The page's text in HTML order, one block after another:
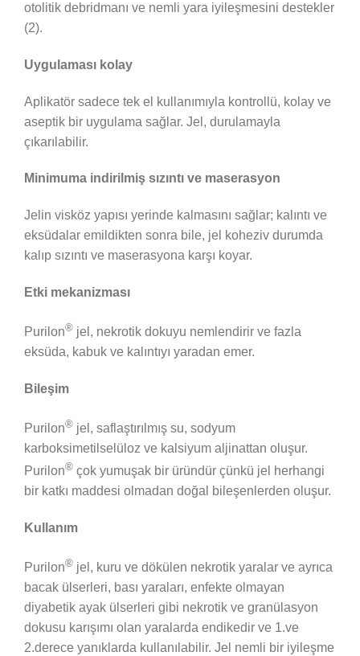
otolitik debridmanı ve nemli yara iyileşmesini destekler
(2).
Uygulaması kolay
Aplikatör sadece tek el kullanımıyla kontrollü, kolay ve
aseptik bir uygulama sağlar. Jel, durulamayla
çıkarılabilir.
Minimuma indirilmiş sızıntı ve maserasyon
Jelin visköz yapısı yerinde kalmasını sağlar; kalıntı ve
eksüdalar emildikten sonra bile, jel koheziv durumda
kalıp sızıntı ve maserasyona karşı koyar.
Etki mekanizması
Purilon® jel, nekrotik dokuyu nemlendirir ve fazla
eksüda, kabuk ve kalıntıyı yaradan emer.
Bileşim
Purilon® jel, saflaştırılmış su, sodyum
karboksimetilselüloz ve kalsiyum aljinattan oluşur.
Purilon® çok yumuşak bir üründür çünkü jel herhangi
bir katkı maddesi olmadan doğal bileşenlerden oluşur.
Kullanım
Purilon® jel, kuru ve dökülen nekrotik yaralar ve ayrıca
bacak ülserleri, bası yaraları, enfekte olmayan
diyabetik ayak ülserleri gibi nekrotik ve granülasyon
dokusu karışımı olan yaralarda endikedir ve 1.ve
2.derece yanıklarda kullanılabilir. Jel nemli bir iyileşme